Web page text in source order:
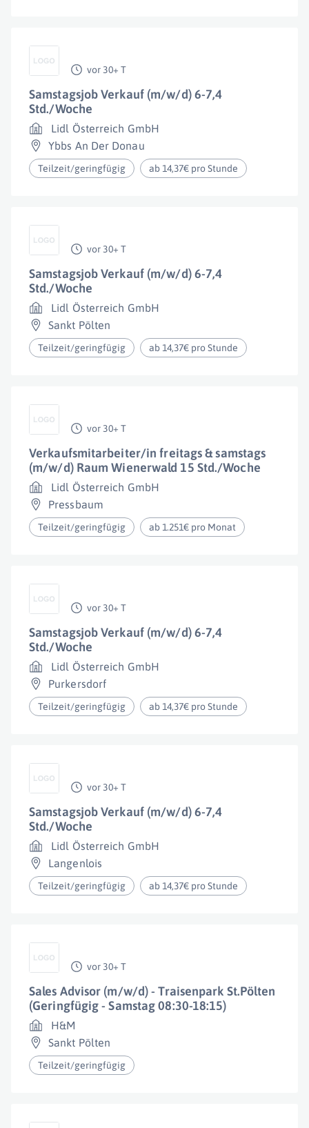
vor 30+ T
Samstagsjob Verkauf (m/w/d) 6-7,4
Std./Woche
Lidl Österreich GmbH
Ybbs An Der Donau
Teilzeit/geringfügig ab 14,37€ pro Stunde
vor 30+ T
Samstagsjob Verkauf (m/w/d) 6-7,4
Std./Woche
Lidl Österreich GmbH
Sankt Pölten
Teilzeit/geringfügig ab 14,37€ pro Stunde
vor 30+ T
Verkaufsmitarbeiter/in freitags & samstags
(m/w/d) Raum Wienerwald 15 Std./Woche
Lidl Österreich GmbH
Pressbaum
Teilzeit/geringfügig ab 1.251€ pro Monat
vor 30+ T
Samstagsjob Verkauf (m/w/d) 6-7,4
Std./Woche
Lidl Österreich GmbH
Purkersdorf
Teilzeit/geringfügig ab 14,37€ pro Stunde
vor 30+ T
Samstagsjob Verkauf (m/w/d) 6-7,4
Std./Woche
Lidl Österreich GmbH
Langenlois
Teilzeit/geringfügig ab 14,37€ pro Stunde
vor 30+ T
Sales Advisor (m/w/d) - Traisenpark St.Pölten
(Geringfügig - Samstag 08:30-18:15)
H&M
Sankt Pölten
Teilzeit/geringfügig